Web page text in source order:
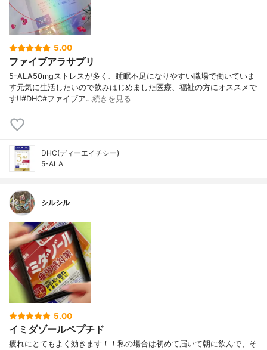
5.00
ファイブアラサプリ
5-ALA50mgストレスが多く、睡眠不足になりやすい職場で働いていま
す元気に生活したいので飲みはじめました医療、福祉の方にオススメで
す!!#DHC#ファイブア…続きを見る
DHC(ディーエイチシー)
5-ALA
シルシル
5.00
イミダゾールペプチド
疲れにとてもよく効きます！！私の場合は初めて届いて朝に飲んで、そ